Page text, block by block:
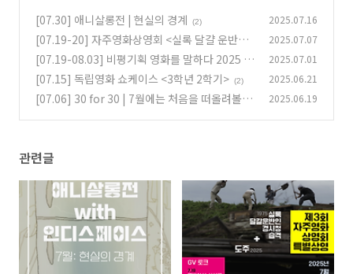
[07.30] 애니살롱전 | 현실의 경계
(2) 2025.07.16
[07.19-20] 자주영화상영회 <실록 달걀 운반인
경시청 습격> <도주>
(5)
2025.07.07
[07.19-08.03] 비평기획 영화를 말하다 2025
(2)
2025.07.01
[07.15] 독립영화 쇼케이스 <3학년 2학기> (2) 2025.06.21
[07.06] 30 for 30 | 7월에는 처음을 떠올려볼 것 2025.06.19
관련글